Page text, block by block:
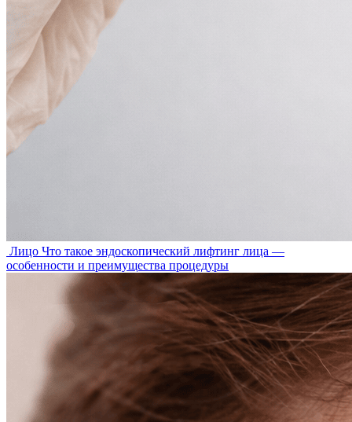
Лицо Что такое эндоскопический лифтинг лица —
особенности и преимущества процедуры